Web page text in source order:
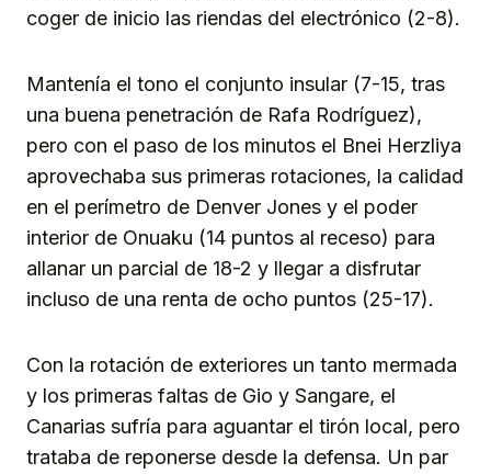
coger de inicio las riendas del electrónico (2-8).
Mantenía el tono el conjunto insular (7-15, tras
una buena penetración de Rafa Rodríguez),
pero con el paso de los minutos el Bnei Herzliya
aprovechaba sus primeras rotaciones, la calidad
en el perímetro de Denver Jones y el poder
interior de Onuaku (14 puntos al receso) para
allanar un parcial de 18-2 y llegar a disfrutar
incluso de una renta de ocho puntos (25-17).
Con la rotación de exteriores un tanto mermada
y los primeras faltas de Gio y Sangare, el
Canarias sufría para aguantar el tirón local, pero
trataba de reponerse desde la defensa. Un par